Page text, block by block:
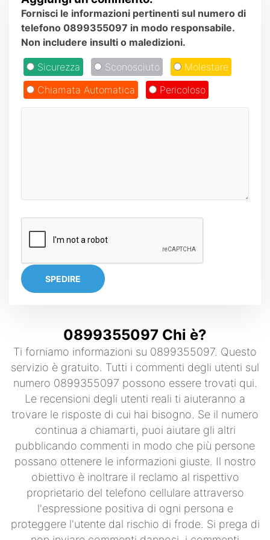
Fornisci le informazioni pertinenti sul numero di
telefono 0899355097 in modo responsabile.
Non includere insulti o maledizioni.
Sicurezza Sconosciuto
Molestare
Chiamata Automatica
Pericoloso
SPEDIRE
0899355097 Chi è?
Ti forniamo informazioni su 0899355097. Questo
servizio è gratuito. Tutti i commenti degli utenti sul
numero 0899355097 possono essere trovati qui.
Le recensioni degli utenti reali ti aiuteranno a
trovare le risposte di cui hai bisogno. Se il numero
continua a chiamarti, puoi aiutare gli altri
pubblicando commenti in modo che più persone
possano ottenere le informazioni giuste. Il nostro
obiettivo è inoltrare il reclamo al rispettivo
proprietario del telefono cellulare attraverso
l'espressione positiva di ogni persona e
proteggere l'utente dal rischio di frode. Si prega di